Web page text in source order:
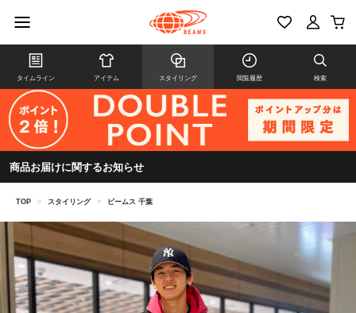
タイムライン アイテム スタイリング 閲覧履歴 検索
商品お届けに関するお知らせ
TOP > スタイリング > ビームス 千葉